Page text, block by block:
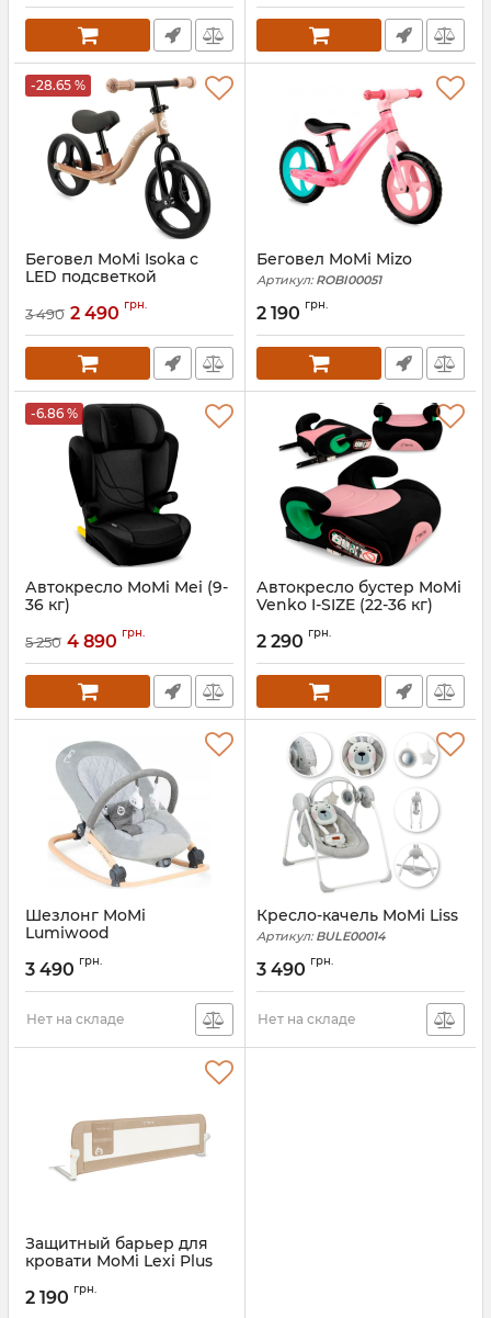
-28.65 %
Беговел MoMi Isoka с
LED подсветкой
3 490 2 490 грн.
Беговел MoMi Mizo
Артикул:ROBI00051
2 190 грн.
-6.86 %
Автокресло MoMi Mei (9-
36 кг)
5 250 4 890 грн.
Автокресло бустер MoMi
Venko I-SIZE (22-36 кг)
2 290 грн.
Шезлонг MoMi
Lumiwood
3 490 грн.
Нет на складе
Кресло-качель MoMi Liss
Артикул:BULE00014
3 490 грн.
Нет на складе
Защитный барьер для
кровати MoMi Lexi Plus
2 190 грн.